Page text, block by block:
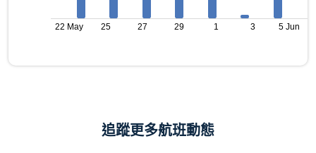
22 May 25 27 29 1 3 5 Jun
追蹤更多航班動態